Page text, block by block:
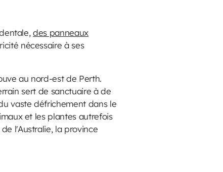
des panneaux
nécessaire à ses
au nord-est de Perth.
sert de sanctuaire à de
vaste défrichement dans le
et les plantes autrefois
l'Australie, la province